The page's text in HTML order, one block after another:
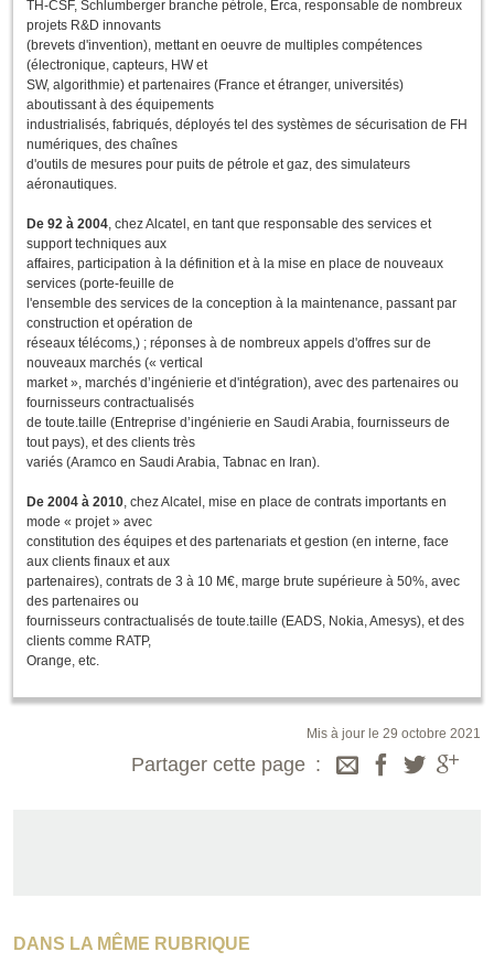
TH-CSF, Schlumberger branche pétrole, Erca, responsable de nombreux
projets R&D innovants
(brevets d'invention), mettant en oeuvre de multiples compétences
(électronique, capteurs, HW et
SW, algorithmie) et partenaires (France et étranger, universités)
aboutissant à des équipements
industrialisés, fabriqués, déployés tel des systèmes de sécurisation de FH
numériques, des chaînes
d'outils de mesures pour puits de pétrole et gaz, des simulateurs
aéronautiques.
De 92 à 2004, chez Alcatel, en tant que responsable des services et
support techniques aux
affaires, participation à la définition et à la mise en place de nouveaux
services (porte-feuille de
l'ensemble des services de la conception à la maintenance, passant par
construction et opération de
réseaux télécoms,) ; réponses à de nombreux appels d'offres sur de
nouveaux marchés (« vertical
market », marchés d’ingénierie et d'intégration), avec des partenaires ou
fournisseurs contractualisés
de toute.taille (Entreprise d’ingénierie en Saudi Arabia, fournisseurs de
tout pays), et des clients très
variés (Aramco en Saudi Arabia, Tabnac en Iran).
De 2004 à 2010, chez Alcatel, mise en place de contrats importants en
mode « projet » avec
constitution des équipes et des partenariats et gestion (en interne, face
aux clients finaux et aux
partenaires), contrats de 3 à 10 M€, marge brute supérieure à 50%, avec
des partenaires ou
fournisseurs contractualisés de toute.taille (EADS, Nokia, Amesys), et des
clients comme RATP,
Orange, etc.
Mis à jour le 29 octobre 2021
Partager cette page
DANS LA MÊME RUBRIQUE